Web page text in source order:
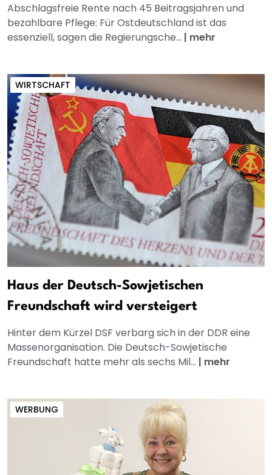
Abschlagsfreie Rente nach 45 Beitragsjahren und
bezahlbare Pflege: Für Ostdeutschland ist das
essenziell, sagen die Regierungsche... | mehr
WIRTSCHAFT
Haus der Deutsch-Sowjetischen
Freundschaft wird versteigert
Hinter dem Kürzel DSF verbarg sich in der DDR eine
Massenorganisation. Die Deutsch-Sowjetische
Freundschaft hatte mehr als sechs Mil... | mehr
WERBUNG